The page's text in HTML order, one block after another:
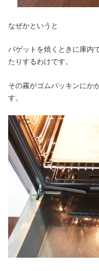
なぜかというと
バゲットを焼くときに庫内
たりするわけです。
その霧がゴムパッキンにか
す。